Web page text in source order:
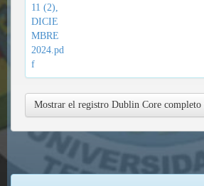
11 (2),
DICIE
MBRE
2024.pd
f
Mostrar el registro Dublin Core completo